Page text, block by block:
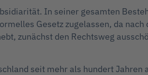
In seiner gesamten
Gesetz zugelassen, da nach
zunächst den Rechtsweg
seit mehr als hundert Jahren